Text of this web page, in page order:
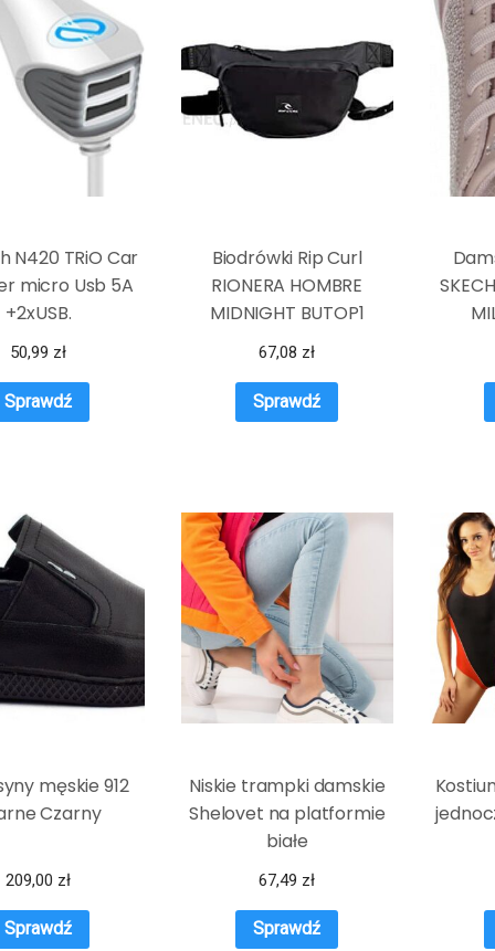
N420 TRiO Car
micro Usb 5A
+2xUSB.
50,99 zł
Sprawdź
Biodrówki Rip Curl
RIONERA HOMBRE
MIDNIGHT BUTOP1
67,08 zł
Sprawdź
męskie 912
Czarny
209,00 zł
Sprawdź
Niskie trampki damskie
Shelovet na platformie
białe
67,49 zł
Sprawdź